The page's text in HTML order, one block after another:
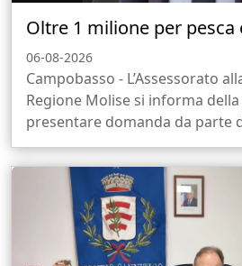
Oltre 1 milione per pesca
06-08-2026
Campobasso - L’Assessorato
Regione Molise si informa
presentare domanda da parte